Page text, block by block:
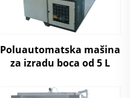
Poluautomatska mašina
za izradu boca od 5 L